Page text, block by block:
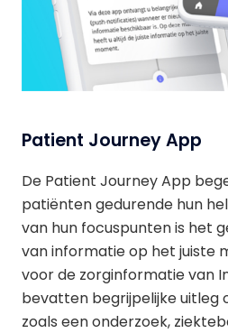
Patient Journey App
De Patient Journey App
patiënten gedurende hun
van hun focuspunten is het
van informatie op het juiste
voor de zorginformatie van
bevatten begrijpelijke uitleg
zoals een onderzoek,